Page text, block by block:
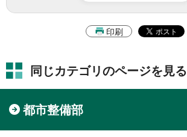
印刷
同じカテゴリのページを見る
都市整備部